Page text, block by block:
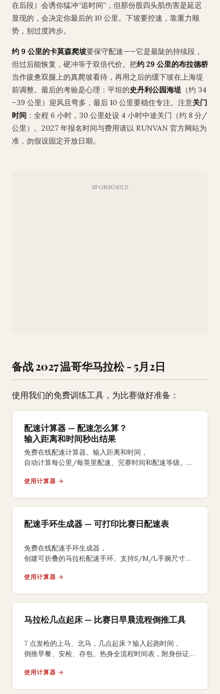
在后段）会诱你猛冲“追时间”，但那份股四头肌伤害是延迟
显现的，会决定你最后的 10 公里。下坡要控速，靠重力顺
势，别过度跨步。
约 9 公里的卡莫森爬坡要保守配速——它是最陡的持续段，
但过后能恢复，硬冲等于双倍代价。把约 29 公里的布拉德桥
当作疲惫双腿上的真爬坡看待，再用之后的缓下坡在上海堤
前调整。最后的考验是心理：平坦的史丹利公园海堤 （约 34
–39 公里）迎风且弯多，最后 10 公里要稳住专注。注意关门
时间 ：全程 6 小时，30 公里处设 4 小时中途关门（约 8 分/
公里）。2027 年报名时间与费用请以 RUNVAN 官方网站为
准，勿假设固定开放日期。
备战 2027 温哥华马拉松 - 5月2日
使用我们的免费训练工具，为比赛做好准备：
配速计算器 — 配速怎么算？
输入距离和时间秒出结果
免费在线配速计算器。输入距离和时间，
自动计算每公里/每英里配速、完赛时间和配速等级。
使用计算器 →
配速手环生成器 — 可打印比赛日配速表
免费在线配速手环生成器，
创建可折叠的马拉松配速手环。支持S/M/L手腕尺寸、
A4打印裁剪折叠即可佩戴比赛。
使用计算器 →
马拉松几点起床 — 比赛日早晨流程倒推工具
7 点发枪的上马、北马，几点起床？输入起跑时间，
倒推早餐、安检、存包、热身全流程时间表，附身份证、
使用计算器 →